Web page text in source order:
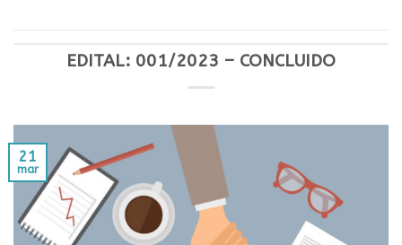
EDITAL: 001/2023 – CONCLUIDO
21
mar